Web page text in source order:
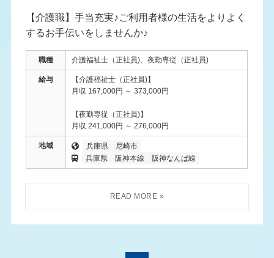
【介護職】手当充実♪ご利用者様の生活をよりよく
するお手伝いをしませんか♪
職種 介護福祉士（正社員)、夜勤専従（正社員)
給与
【介護福祉士（正社員)】
月収 167,000円 ～ 373,000円
【夜勤専従（正社員)】
月収 241,000円 ～ 276,000円
地域 兵庫県
尼崎市
兵庫県
阪神本線 阪神なんば線